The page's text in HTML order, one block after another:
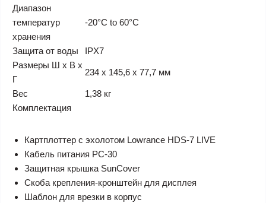
Диапазон
температур
хранения
-20°C to 60°C
Защита от воды
IPX7
Размеры Ш х В х
Г
234 х 145,6 х 77,7 мм
Вес
1,38 кг
Комплектация
Картплоттер с эхолотом Lowrance HDS-7 LIVE
Кабель питания PC-30
Защитная крышка SunCover
Скоба крепления-кронштейн для дисплея
Шаблон для врезки в корпус